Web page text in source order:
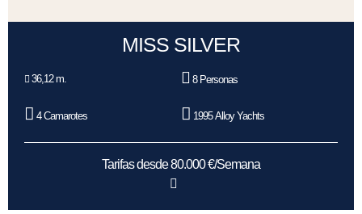
MISS SILVER
36,12 m. 8 Personas
4 Camarotes 1995 Alloy Yachts
Tarifas desde 80.000 €/Semana